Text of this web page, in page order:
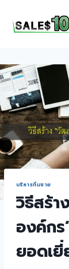
บริหารทีมขาย
วิธีสร้
องค์ก
ยอดเ